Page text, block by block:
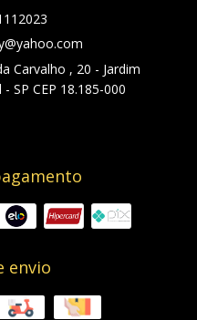
Carvalho , 20 - Jardim
SP CEP 18.185-000
envio